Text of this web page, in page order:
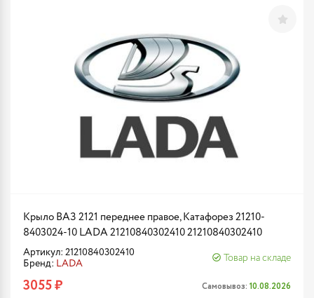
Крыло ВАЗ 2121 переднее правое, Катафорез 21210-
8403024-10 LADA 21210840302410 21210840302410
Артикул: 21210840302410
Бренд: LADA
Товар на складе
3055 ₽ Самовывоз: 10.08.2026